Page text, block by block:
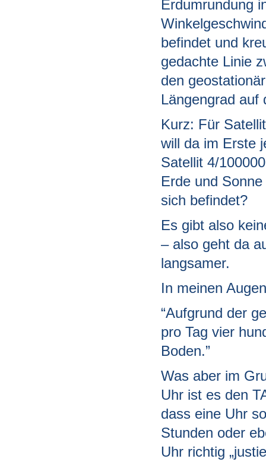
Erdumrundung
befindet und
gedachte Linie
den
Längengrad auf
Kurz: Für
will da im Erste
Satellit 4/
Erde und
sich befindet?
Es gibt also
– also geht da
langsamer.
In meinen
“Aufgrund der
pro Tag vier
Boden.”
Was aber im
Uhr ist es den
dass eine Uhr
Stunden oder
Uhr richtig